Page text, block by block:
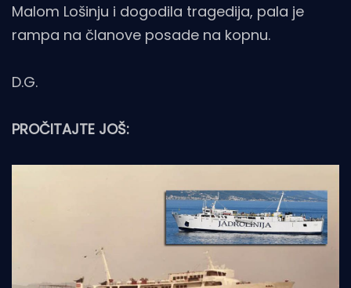
Malom Lošinju i dogodila tragedija, pala je
rampa na članove posade na kopnu.
D.G.
PROČITAJTE JOŠ: